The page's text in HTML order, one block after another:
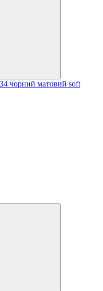
чорний матовий soft